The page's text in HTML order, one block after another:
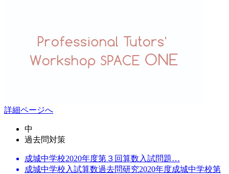
詳細ページへ
中
過去問対策
成城中学校2020年度第３回算数入試問題…
成城中学校入試算数過去問研究2020年度成城中学校第